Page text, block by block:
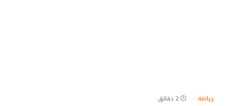
رياضة 2 دقائق